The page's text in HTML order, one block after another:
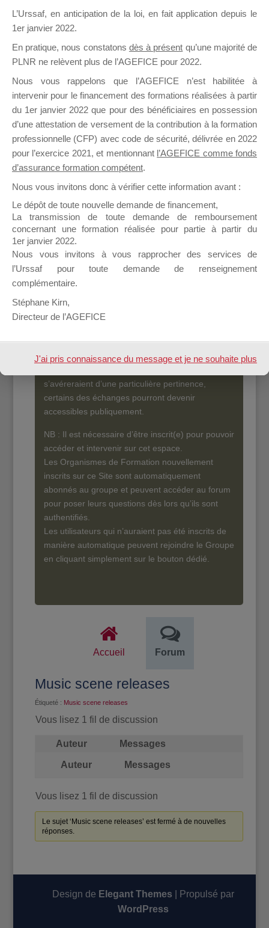
il y a 10 heures
Ce groupe est destiné aux Organismes de
formation. Il accueille également les Conseillers
salariés de l’AGEFICE et les personnels des
Points d’Accueil.
Il propose un espace forum, sur lequel il est
l’AGEFICE.
Ce Forum est destiné aux Organismes de
formation qui ont besoin de renseignements sur
l’AGEFICE et sur les aides au financement
d’actions de formation dont les Ressortissants de
l’AGEFICE peuvent éventuellement bénéficier.
Par défaut, les messages qui sont postés sur cet
espace sont considérés comme étant des
la Modération de l’AGEFICE sont susceptibles
d’en lire le contenu.
s’avéreraient d’une particulière pertinence,
certains des échanges pourront devenir
accessibles publiquement.
NB : Il est nécessaire d’être inscrit(e) pour pouvoir
accéder et intervenir sur cet espace.
Les Organismes de Formation nouvellement
inscrits sur ce Site sont automatiquement
abonnés au groupe et peuvent accéder au forum
pour poser leurs questions dès lors qu’ils sont
authentifiés.
Les utilisateurs qui n’auraient pas été inscrits de
manière automatique peuvent rejoindre le Groupe
en cliquant simplement sur le bouton dédié.
Accueil Forum
Music scene releases
Étiqueté : Music scene releases
Vous lisez 1 fil de discussion
Auteur Messages
Auteur Messages
Vous lisez 1 fil de discussion
Le sujet ‘Music scene releases’ est fermé à de nouvelles
réponses.
Design de Elegant Themes | Propulsé par
WordPress
L’Urssaf, en anticipation de la loi, en fait application depuis le
1er janvier 2022.
En pratique, nous constatons dès à présent qu’une majorité de
PLNR ne relèvent plus de l’AGEFICE pour 2022.
Nous vous rappelons que l’AGEFICE n’est habilitée à
intervenir pour le financement des formations réalisées à partir
du 1er janvier 2022 que pour des bénéficiaires en possession
d’une attestation de versement de la contribution à la formation
professionnelle (CFP) avec code de sécurité, délivrée en 2022
pour l’exercice 2021, et mentionnant l’AGEFICE comme fonds
d’assurance formation compétent.
Nous vous invitons donc à vérifier cette information avant :
Le dépôt de toute nouvelle demande de financement,
La transmission de toute demande de remboursement
concernant une formation réalisée pour partie à partir du
1er janvier 2022.
Nous vous invitons à vous rapprocher des services de
l’Urssaf pour toute demande de renseignement
complémentaire.
Stéphane Kirn,
Directeur de l’AGEFICE
J'ai pris connaissance du message et je ne souhaite plus